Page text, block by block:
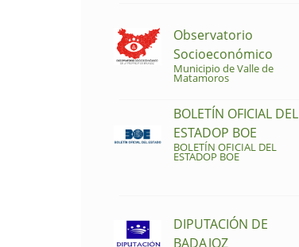
Observatorio
Socioeconómico
Municipio de Valle de
Matamoros
BOLETÍN OFICIAL DEL
ESTADOP BOE
BOLETÍN OFICIAL DEL
ESTADOP BOE
DIPUTACIÓN DE
BADAJOZ